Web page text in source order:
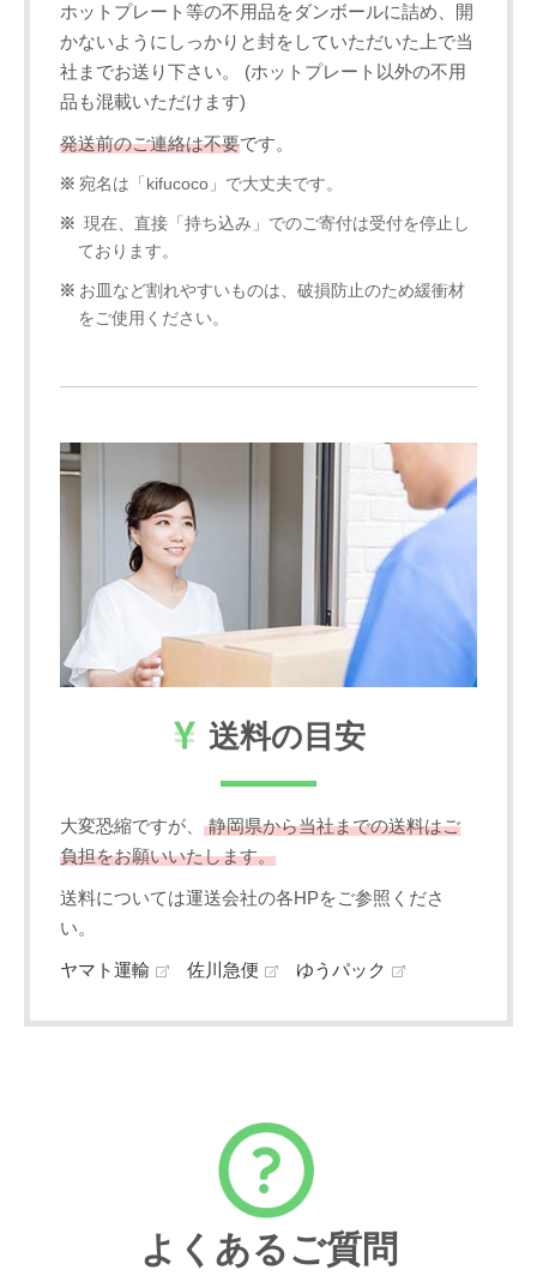
ホットプレート等の不用品をダンボールに詰め、開
かないようにしっかりと封をしていただいた上で当
社までお送り下さい。 (ホットプレート以外の不用
品も混載いただけます)
発送前のご連絡は不要です。
宛名は「kifucoco」で大丈夫です。
現在、直接「持ち込み」でのご寄付は受付を停止し
ております。
お皿など割れやすいものは、破損防止のため緩衝材
をご使用ください。
送料の目安
大変恐縮ですが、 静岡県から当社までの送料はご
負担をお願いいたします。
送料については運送会社の各HPをご参照くださ
い。
ヤマト運輸 佐川急便 ゆうパック
よくあるご質問